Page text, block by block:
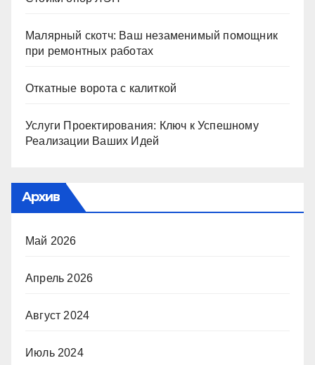
Малярный скотч: Ваш незаменимый помощник
при ремонтных работах
Откатные ворота с калиткой
Услуги Проектирования: Ключ к Успешному
Реализации Ваших Идей
Архив
Май 2026
Апрель 2026
Август 2024
Июль 2024